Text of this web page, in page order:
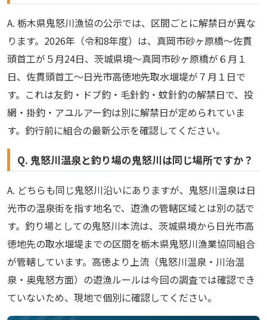
A. 栃木県鬼怒川漁協の公示では、区間ごとに解禁日が異な
ります。2026年（令和8年度）は、真岡市砂ヶ原橋〜佐貫
頭首工が５月24日、茨城県境〜真岡市砂ヶ原橋が６月１
日、佐貫頭首工〜日光市高徳地先取水堰堤が７月１日で
す。これは友釣・ドブ釣・毛針釣・蚊針釣の解禁日で、投
網・掛釣・アユルアー釣は別に解禁日が定められていま
す。釣行前に組合の最新公示を確認してください。
Q. 鬼怒川温泉と釣り場の鬼怒川は同じ場所ですか？
A. どちらも同じ鬼怒川沿いにありますが、鬼怒川温泉は日
光市の温泉街を指す地名で、遊漁の管轄区域とは別の話で
す。釣り場としての鬼怒川本流は、茨城県境から日光市高
徳地先の取水堰堤までの区間を栃木県鬼怒川漁業協同組合
が管轄しています。高徳より上流（鬼怒川温泉・川治温
泉・奥鬼怒方面）の遊漁ルールは今回の調査では確認でき
ていないため、現地で個別に確認してください。